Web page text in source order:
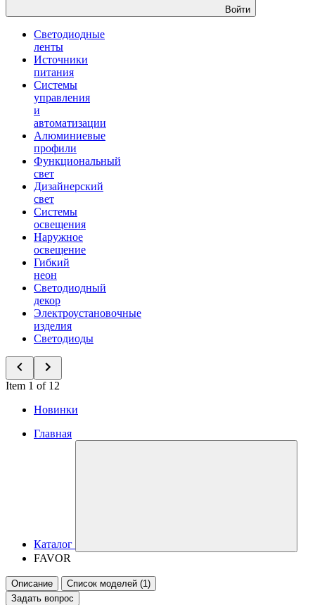
Войти
Светодиодные
ленты
Источники
питания
Системы
управления
и
автоматизации
Алюминиевые
профили
Функциональный
свет
Дизайнерский
свет
Системы
освещения
Наружное
освещение
Гибкий
неон
Светодиодный
декор
Электроустановочные
изделия
Светодиоды
Item 1 of 12
Новинки
Главная
Каталог
FAVOR
Описание
Список моделей (1)
Задать вопрос